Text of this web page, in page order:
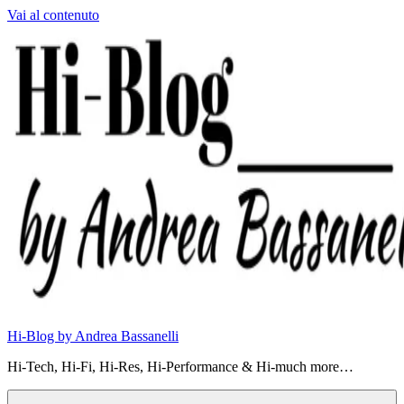
Vai al contenuto
Hi-Blog by Andrea Bassanelli
Hi-Tech, Hi-Fi, Hi-Res, Hi-Performance & Hi-much more…